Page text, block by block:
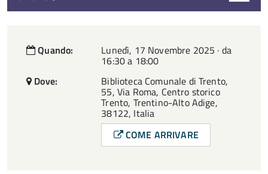
Quando: Lunedì, 17 Novembre 2025 · da
16:30 a 18:00
Dove:
Biblioteca Comunale di Trento,
55, Via Roma, Centro storico
Trento, Trentino-Alto Adige,
38122, Italia
COME ARRIVARE